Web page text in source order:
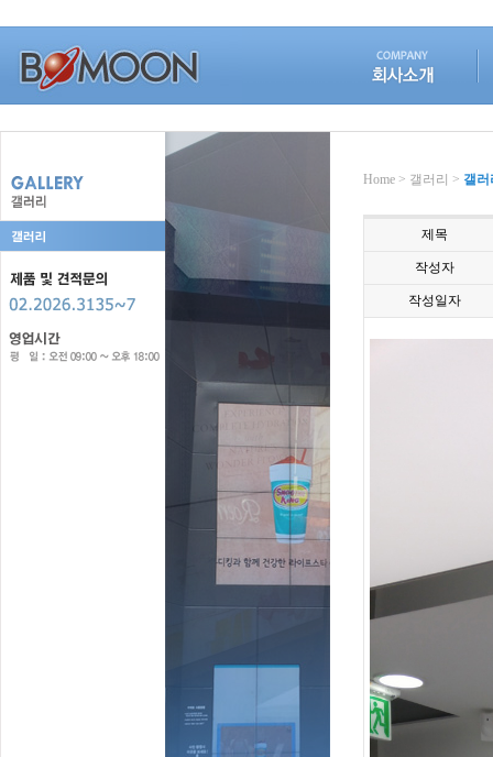
Home > 갤러리 > 갤러
제목
작성자
작성일자